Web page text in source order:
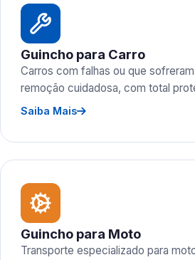
Guincho para Carro
Carros com falhas ou que
remoção cuidadosa, com total
Saiba Mais
Guincho para Moto
Transporte especializado para